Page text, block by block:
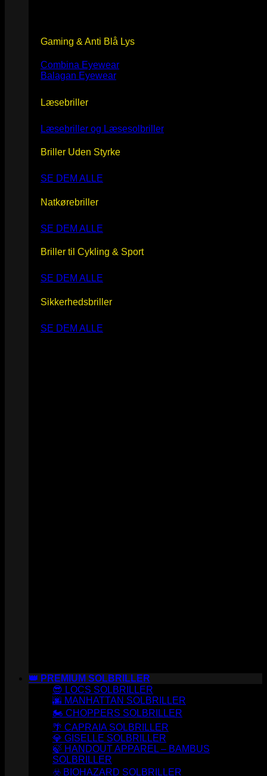
Gaming & Anti Blå Lys
Combina Eyewear
Balagan Eyewear
Læsebriller
Læsebriller og Læsesolbriller
Briller Uden Styrke
SE DEM ALLE
Natkørebriller
SE DEM ALLE
Briller til Cykling & Sport
SE DEM ALLE
Sikkerhedsbriller
SE DEM ALLE
👑 PREMIUM SOLBRILLER
😎 LOCS SOLBRILLER
🌆 MANHATTAN SOLBRILLER
🏍️ CHOPPERS SOLBRILLER
🌴 CAPRAIA SOLBRILLER
💎 GISELLE SOLBRILLER
🍃 HANDOUT APPAREL – BAMBUS
SOLBRILLER
☣️ BIOHAZARD SOLBRILLER